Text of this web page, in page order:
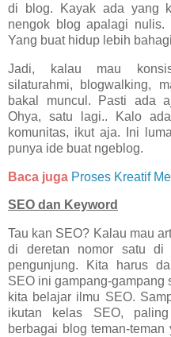
di blog. Kayak ada yang
nengok blog apalagi nulis.
Yang buat hidup lebih
Jadi, kalau mau
silaturahmi, blogwalking,
bakal muncul. Pasti ada
Ohya, satu lagi.. Kalo
komunitas, ikut aja. Ini
punya ide buat ngeblog.
Baca juga Proses Kreatif
SEO dan Keyword
Tau kan SEO? Kalau mau
di deretan nomor satu di
pengunjung. Kita harus
SEO ini gampang-gampang
kita belajar ilmu SEO.
ikutan kelas SEO,
berbagai blog teman-